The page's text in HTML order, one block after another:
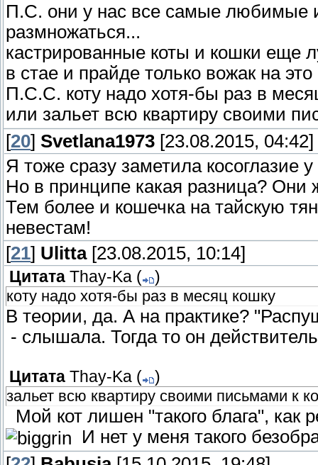
П.С. они у нас все самые любимые
размножаться...
кастрированные коты и кошки еще
в стае и прайде только вожак на
П.С.С. коту надо хотя-бы раз в
или зальет всю квартиру своими
[20] Svetlana1973 [23.08.2015, 04:42]
Я тоже сразу заметила косоглазие
Но в принципе какая разница? Они
Тем более и кошечка на тайскую
невестам!
[21] Ulitta[23.08.2015, 10:14]
Цитата Thay-Ka (
)
коту надо хотя-бы раз в месяц кошку
В теории, да. А на практике?
- слышала. Тогда то он
Цитата Thay-Ka (
)
зальет всю квартиру своими письмами к
Мой кот лишен "такого блага", как
И нет у меня такого